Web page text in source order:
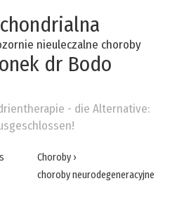
nieuleczalne choroby
dr Bodo
- die Alternative:
Choroby›
choroby neurodegeneracyjne